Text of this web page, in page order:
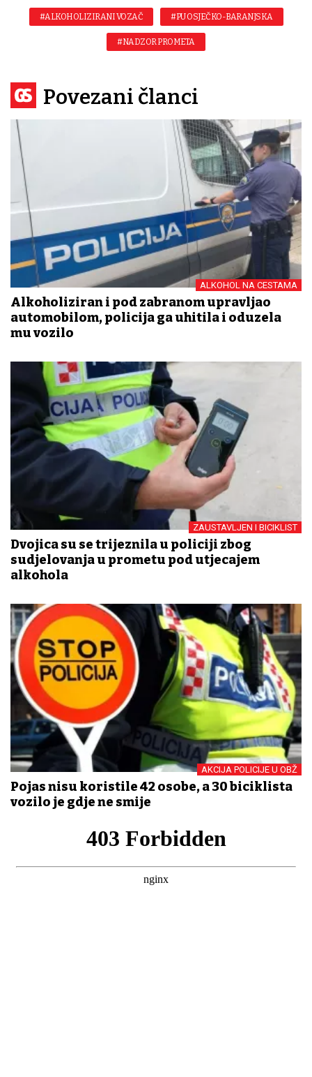
#ALKOHOLIZIRANI VOZAČ #PU OSJEČKO-BARANJSKA
#NADZOR PROMETA
Povezani članci
ALKOHOL NA CESTAMA
Alkoholiziran i pod zabranom upravljao
automobilom, policija ga uhitila i oduzela
mu vozilo
ZAUSTAVLJEN I BICIKLIST
Dvojica su se trijeznila u policiji zbog
sudjelovanja u prometu pod utjecajem
alkohola
AKCIJA POLICIJE U OBŽ
Pojas nisu koristile 42 osobe, a 30 biciklista
vozilo je gdje ne smije